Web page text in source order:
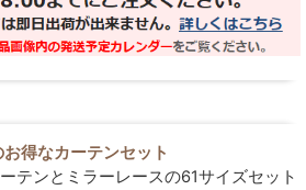
得なカーテンセット
テンとミラーレースの61サイズセット